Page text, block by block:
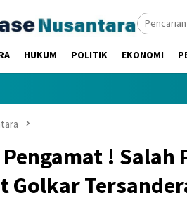
HUKUM POLITIK EKONOMI
! Salah
Golkar